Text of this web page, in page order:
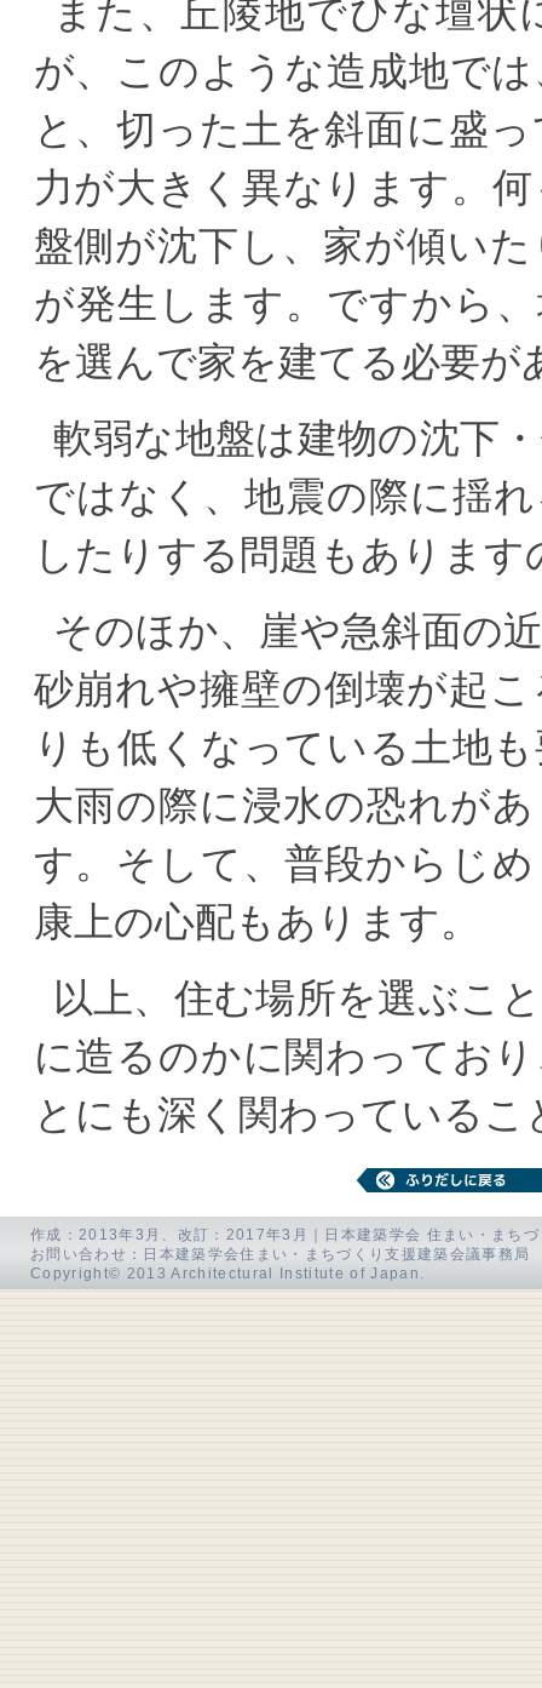
また、丘陵地でひな壇
が、このような造成地で
と、切った土を斜面に盛
力が大きく異なります。
盤側が沈下し、家が傾い
が発生します。ですから
を選んで家を建てる必要が
軟弱な地盤は建物の沈下
ではなく、地震の際に揺
したりする問題もありま
そのほか、崖や急斜面の
砂崩れや擁壁の倒壊が起
りも低くなっている土地
大雨の際に浸水の恐れが
す。そして、普段からじ
康上の心配もあります。
以上、住む場所を選ぶこ
に造るのかに関わってお
とにも深く関わっている
作成：2013年3月、改訂：2017年3月｜日本建築学会 住まい・まち
お問い合わせ：日本建築学会住まい・まちづくり支援建築会議事
Copyright© 2013 Architectural Institute of Japan.